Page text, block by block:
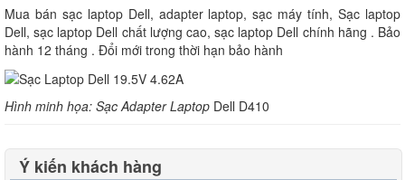
Mua bán sạc laptop Dell, adapter laptop, sạc máy tính, Sạc laptop
Dell, sạc laptop Dell chất lượng cao, sạc laptop Dell chính hãng . Bảo
hành 12 tháng . Đổi mới trong thời hạn bảo hành
Hình minh họa: Sạc Adapter Laptop Dell D410
Ý kiến khách hàng